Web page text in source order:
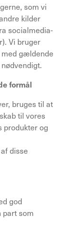
som vi
kilder
socialmedia-
Vi bruger
gældende
formål
bruges til at
til vores
produkter og
disse
god
part som